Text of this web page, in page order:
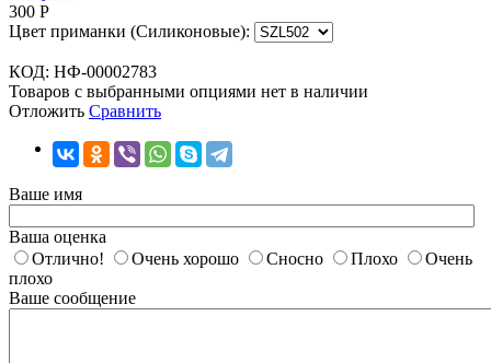
300 Р
Цвет приманки (Силиконовые):
КОД: НФ-00002783
Товаров с выбранными опциями нет в наличии
Отложить Сравнить
Ваше имя
Ваша оценка
Отлично!
Очень хорошо Сносно Плохо
Очень
плохо
Ваше сообщение